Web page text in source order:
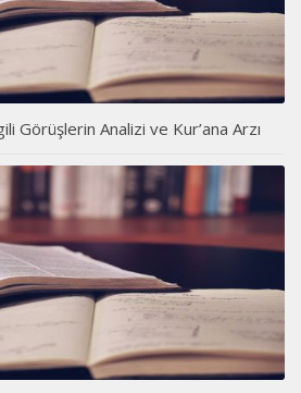
Görüşlerin Analizi ve Kur’ana Arzı